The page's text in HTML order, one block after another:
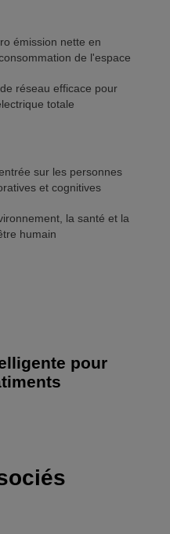
émission nette en
de l'espace
réseau efficace pour
totale
sur les personnes
et cognitives
la santé et la
humain
pour